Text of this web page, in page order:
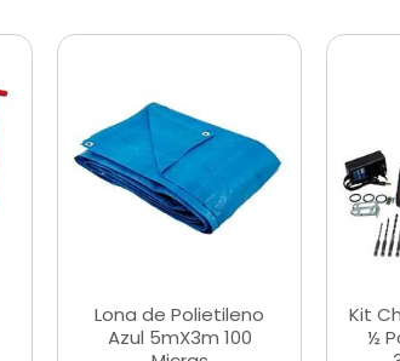
Lona de Polietileno
Azul 5mX3m 100
Kit
½